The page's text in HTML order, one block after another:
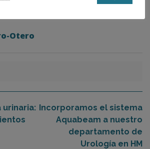
Otero
urinaria: Incorporamos el sistema
Aquabeam a nuestro
departamento de
Urología en HM